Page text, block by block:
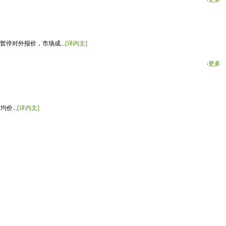
停对外报价，市场成...[详内文]
‧更多
价... [详内文]